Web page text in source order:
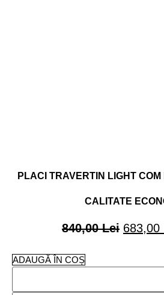
PLACI TRAVERTIN LIGHT COM
CALITATE
840,00Lei 683,00
ADAUGĂ ÎN COȘ